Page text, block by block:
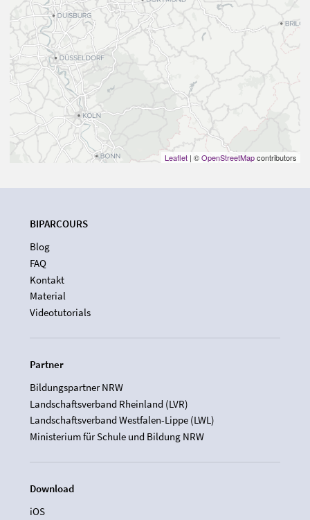
Leaflet | ©OpenStreetMapcontributors
BIPARCOURS
Blog
FAQ
Kontakt
Material
Videotutorials
Partner
Bildungspartner NRW
Landschaftsverband Rheinland (LVR)
Landschaftsverband Westfalen-Lippe (LWL)
Ministerium für Schule und Bildung NRW
Download
iOS